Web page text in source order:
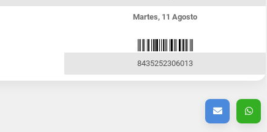
Martes, 11 Agosto
8435252306013